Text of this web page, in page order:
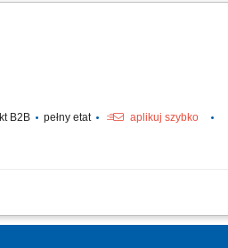
B2B pełny etat
aplikuj szybko
raportów oraz pełnej dokumentacji